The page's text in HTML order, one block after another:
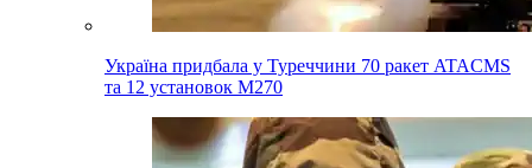
Україна придбала у Туреччини 70 ракет ATACMS
та 12 установок M270